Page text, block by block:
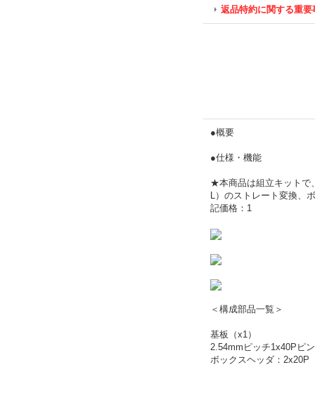
返品特約に関する重要
●概要
●仕様・機能
★本商品は組立キットで
L）のストレート変換、
記価格：1
＜構成部品一覧＞
基板（x1）
2.54mmピッチ1x40Pピ
ボックスヘッダ：2x20P